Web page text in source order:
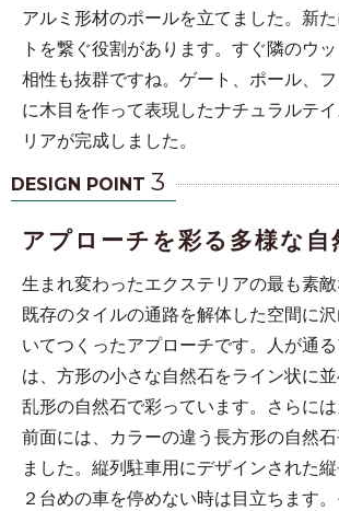
アルミ形材のポールを立てました。新
トを繋ぐ役割があります。すぐ隣のウ
相性も抜群ですね。ゲート、ポール、
に木目を作って表現したナチュラルテ
リアが完成しました。
DESIGN POINT 3
アプローチを彩る多様な自
生まれ変わったエクステリアの最も素敵
既存のタイルの通路を解体した空間に
いてつくったアプローチです。人が通
は、方形の小さな自然石をライン状に
乱形の自然石で彩っています。さらに
前面には、カラーの違う長方形の自然
ました。縦列駐車用にデザインされた縦
２台めの車を停めない時は目立ちます